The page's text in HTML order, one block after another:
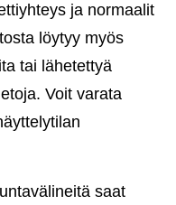
ja normaalit
löytyy myös
tai lähetettyä
Voit varata
saat